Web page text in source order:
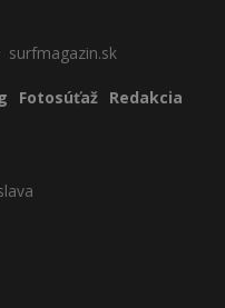
surfmagazin.sk
Fotosúťaž Redakcia